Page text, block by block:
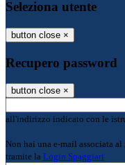
Seleziona utente
button close ×
Recupero password
button close ×
all'indirizzo indicato con le
Non hai una e-mail associata
tramite la Login Spaggiari